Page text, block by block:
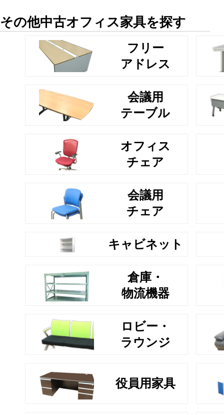
その他中古オフィス家具を探す
フリー
アドレス
会議用
テーブル
オフィス
チェア
会議用
チェア
キャビネット
倉庫・
物流機器
ロビー・
ラウンジ
役員用家具